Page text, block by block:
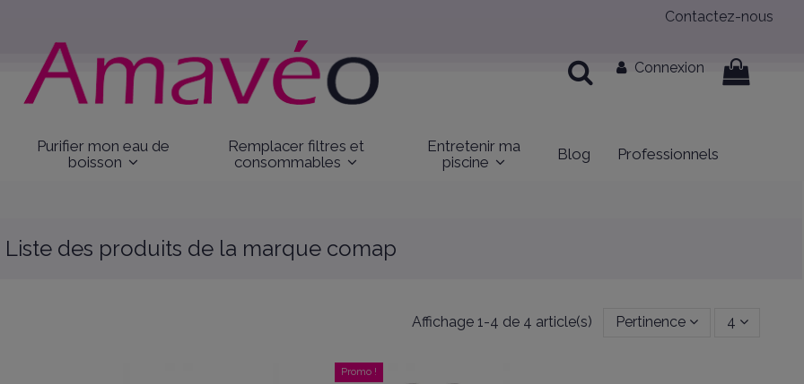
Contactez-nous
Connexion
Purifier mon eau de
boisson
Remplacer filtres et
consommables
Entretenir ma
piscine
Blog Professionnels
Liste des produits de la marque comap
Affichage 1-4 de 4 article(s) Pertinence 4
Promo !